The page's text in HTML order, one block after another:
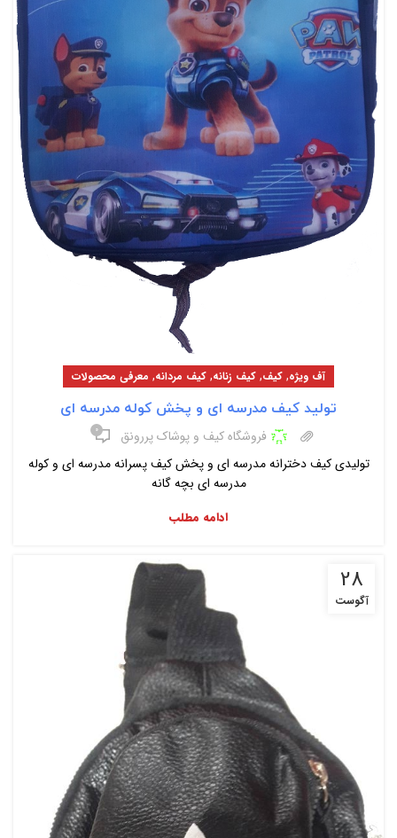
آف ویژه, کیف, کیف زنانه, کیف مردانه, معرفی محصولات
تولید کیف مدرسه ای و پخش کوله مدرسه ای
فروشگاه کیف و پوشاک پررونق ۰
تولیدی کیف دخترانه مدرسه ای و پخش کیف پسرانه مدرسه ای و کوله
مدرسه ای بچه گانه
ادامه مطلب
28
آگوست